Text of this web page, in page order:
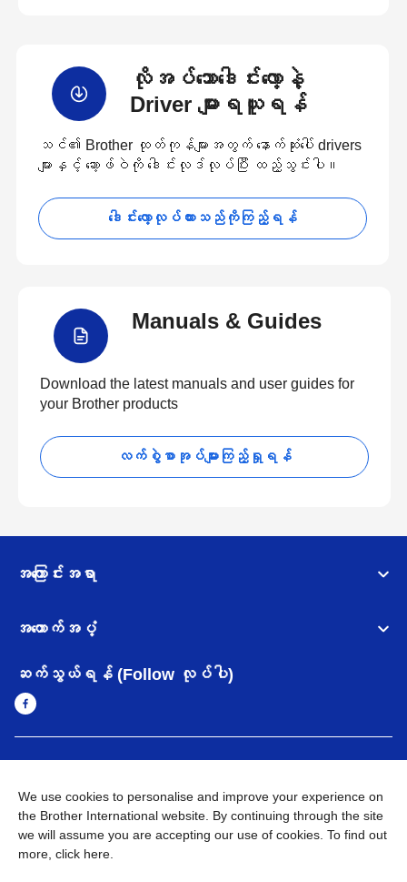
လိုအပ်သောဒေါင်းလော့နဲ့
Driver များရယူရန်
သင်၏ Brother ထုတ်ကုန်များအတွက် နောက်ဆုံးပေါ် drivers
များနှင့် ဆော့ဖ်ဝဲကို ဒေါင်းလုဒ်လုပ်ပြီး ထည့်သွင်းပါ။
ဒေါင်းလော့လုပ်ထားသည်ကိုကြည့်ရန်
Manuals & Guides
Download the latest manuals and user guides for
your Brother products
လက်စွဲစာအုပ်များကြည့်ရှုရန်
အကြောင်းအရာ
အထောက်အပံ့
ဆက်သွယ်ရန် (Follow လုပ်ပါ)
အချက်အလက်မူဝါဒ အသုံးပြုမူဝါဒ
သုံးစွဲရန် ဝက်ဆိုဒ်အညွှန်း
Brother Global ဝက်ဆိုဒ်သို့သွားရန်
We use cookies to personalise and improve your experience on
the Brother International website. By continuing through the site
we will assume you are accepting our use of cookies. To find out
more, click here